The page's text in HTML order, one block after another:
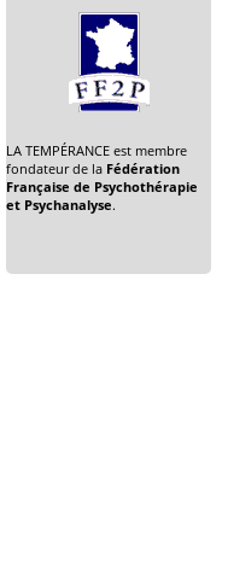
LA TEMPÉRANCE est membre
fondateur de la Fédération
Française de Psychothérapie
et Psychanalyse.